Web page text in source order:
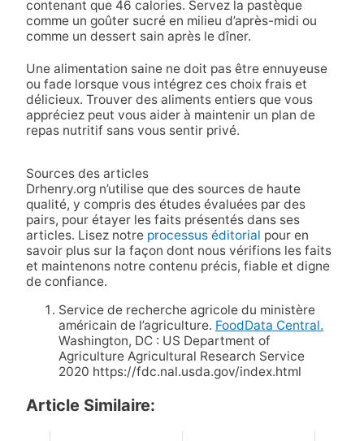
contenant que 46 calories. Servez la pastèque
comme un goûter sucré en milieu d’après-midi ou
comme un dessert sain après le dîner.
Une alimentation saine ne doit pas être ennuyeuse
ou fade lorsque vous intégrez ces choix frais et
délicieux. Trouver des aliments entiers que vous
appréciez peut vous aider à maintenir un plan de
repas nutritif sans vous sentir privé.
Sources des articles
Drhenry.org n’utilise que des sources de haute
qualité, y compris des études évaluées par des
pairs, pour étayer les faits présentés dans ses
articles. Lisez notre processus éditorial pour en
savoir plus sur la façon dont nous vérifions les faits
et maintenons notre contenu précis, fiable et digne
de confiance.
Service de recherche agricole du ministère
américain de l’agriculture. FoodData Central.
Washington, DC : US Department of
Agriculture Agricultural Research Service
2020 https://fdc.nal.usda.gov/index.html
Article Similaire: